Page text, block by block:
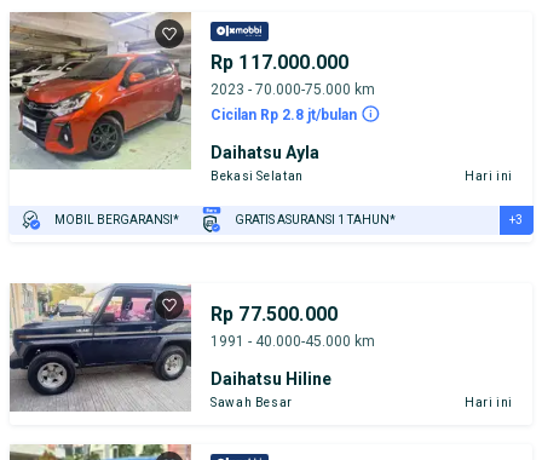
Rp 117.000.000
2023 - 70.000-75.000 km
Cicilan Rp 2.8 jt/bulan
Daihatsu Ayla
Bekasi Selatan Hari ini
MOBIL BERGARANSI* GRATIS ASURANSI 1 TAHUN* +3
Rp 77.500.000
1991 - 40.000-45.000 km
Daihatsu Hiline
Sawah Besar Hari ini